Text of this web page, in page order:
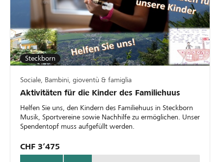
Steckborn
Sociale, Bambini, gioventù & famiglia
Aktivitäten für die Kinder des Familiehuus
Helfen Sie uns, den Kindern des Familiehuus in Steckborn
Musik, Sportvereine sowie Nachhilfe zu ermöglichen. Unser
Spendentopf muss aufgefüllt werden.
CHF 3’475